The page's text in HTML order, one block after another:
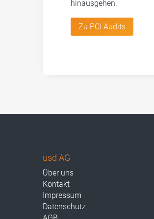
hinausgehen.
Zu PCI Audits
usd AG
Über uns
Kontakt
Impressum
Datenschutz